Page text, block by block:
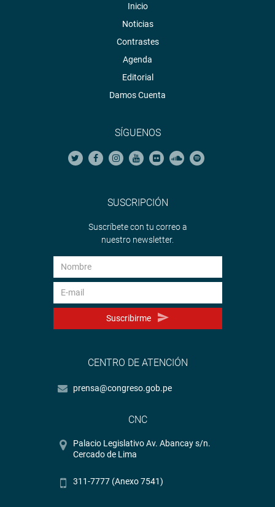
Inicio
Noticias
Contrastes
Agenda
Editorial
Damos Cuenta
SÍGUENOS
SUSCRIPCIÓN
Suscríbete con tu correo a
nuestro newsletter.
Suscribirme
CENTRO DE ATENCIÓN
prensa@congreso.gob.pe
CNC
Palacio Legislativo Av. Abancay s/n.
Cercado de Lima
311-7777 (Anexo 7541)